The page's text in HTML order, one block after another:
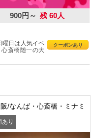
900円～ 残 60人
クーポンあり
曜日は人気イベ
斎橋随一の大
/なんば・心斎橋・ミナミ
り